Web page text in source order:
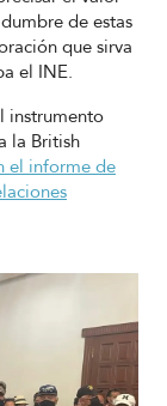
de estas
que sirva
el INE.
instrumento
la British
el informe de